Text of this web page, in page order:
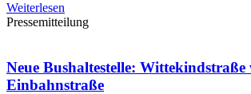
Weiterlesen
Pressemitteilung
Neue Bushaltestelle:
Einbahnstraße